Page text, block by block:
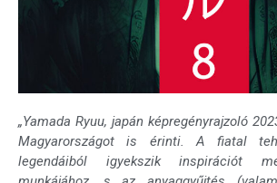
„Yamada Ryuu, japán képregényrajzoló
Magyarországot is érinti. A fiatal
legendáiból igyekszik inspirációt